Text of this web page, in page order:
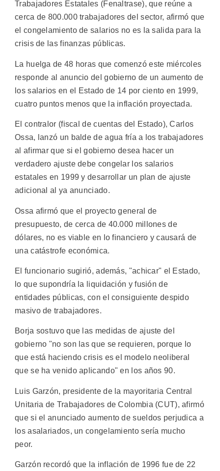
Trabajadores Estatales (Fenaltrase), que reúne a
cerca de 800.000 trabajadores del sector, afirmó que
el congelamiento de salarios no es la salida para la
crisis de las finanzas públicas.
La huelga de 48 horas que comenzó este miércoles
responde al anuncio del gobierno de un aumento de
los salarios en el Estado de 14 por ciento en 1999,
cuatro puntos menos que la inflación proyectada.
El contralor (fiscal de cuentas del Estado), Carlos
Ossa, lanzó un balde de agua fría a los trabajadores
al afirmar que si el gobierno desea hacer un
verdadero ajuste debe congelar los salarios
estatales en 1999 y desarrollar un plan de ajuste
adicional al ya anunciado.
Ossa afirmó que el proyecto general de
presupuesto, de cerca de 40.000 millones de
dólares, no es viable en lo financiero y causará de
una catástrofe económica.
El funcionario sugirió, además, "achicar" el Estado,
lo que supondría la liquidación y fusión de
entidades públicas, con el consiguiente despido
masivo de trabajadores.
Borja sostuvo que las medidas de ajuste del
gobierno "no son las que se requieren, porque lo
que está haciendo crisis es el modelo neoliberal
que se ha venido aplicando" en los años 90.
Luis Garzón, presidente de la mayoritaria Central
Unitaria de Trabajadores de Colombia (CUT), afirmó
que si el anunciado aumento de sueldos perjudica a
los asalariados, un congelamiento sería mucho
peor.
Garzón recordó que la inflación de 1996 fue de 22